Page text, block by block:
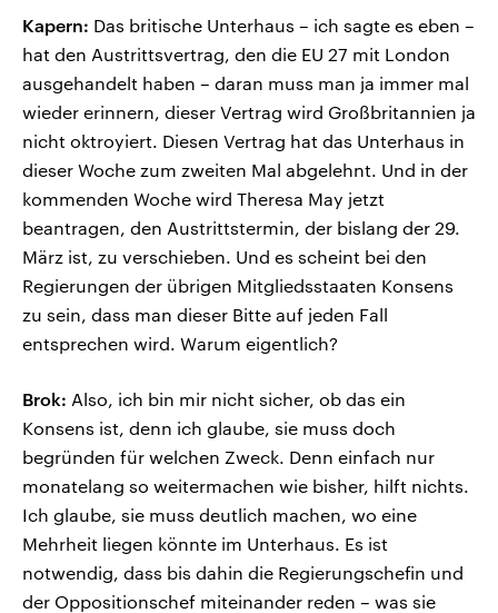
Kapern: Das britische Unterhaus – ich sagte es eben –
hat den Austrittsvertrag, den die EU 27 mit London
ausgehandelt haben – daran muss man ja immer mal
wieder erinnern, dieser Vertrag wird Großbritannien ja
nicht oktroyiert. Diesen Vertrag hat das Unterhaus in
dieser Woche zum zweiten Mal abgelehnt. Und in der
kommenden Woche wird Theresa May jetzt
beantragen, den Austrittstermin, der bislang der 29.
März ist, zu verschieben. Und es scheint bei den
Regierungen der übrigen Mitgliedsstaaten Konsens
zu sein, dass man dieser Bitte auf jeden Fall
entsprechen wird. Warum eigentlich?
Brok: Also, ich bin mir nicht sicher, ob das ein
Konsens ist, denn ich glaube, sie muss doch
begründen für welchen Zweck. Denn einfach nur
monatelang so weitermachen wie bisher, hilft nichts.
Ich glaube, sie muss deutlich machen, wo eine
Mehrheit liegen könnte im Unterhaus. Es ist
notwendig, dass bis dahin die Regierungschefin und
der Oppositionschef miteinander reden – was sie